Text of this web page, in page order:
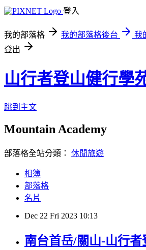
登入
我的部落格 我的部落格後台
我
登出
山行者登山健行學
跳到主文
Mountain Academy
部落格全站分類： 休閒旅遊
相簿
部落格
名片
Dec 22 Fri 2023 10:13
南台首岳/關山-山行